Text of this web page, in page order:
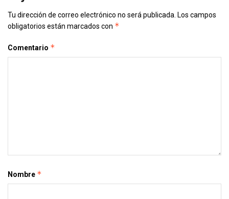
Tu dirección de correo electrónico no será publicada. Los campos
obligatorios están marcados con *
Comentario *
Nombre *